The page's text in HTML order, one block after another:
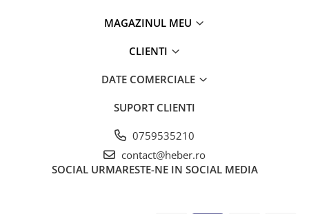
MAGAZINUL MEU
CLIENTI
DATE COMERCIALE
SUPORT CLIENTI
0759535210
contact@heber.ro
SOCIAL URMARESTE-NE IN SOCIAL MEDIA